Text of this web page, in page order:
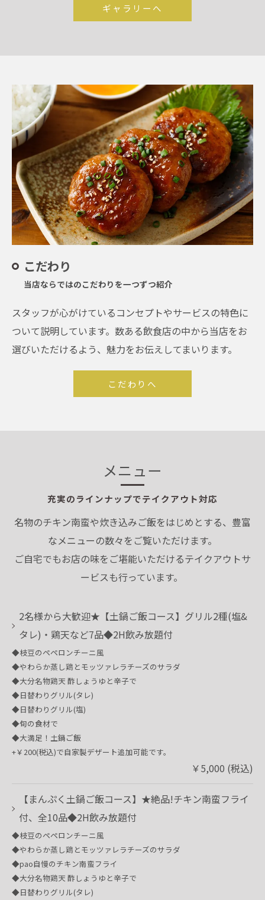
い★こだわりの
タルタルの相性
抜群です♪テイ
おいてこだわり
わった土鍋飯も
お楽しみいただ
けます。各種宴会
に是非ご利用く
ださい。
ギャラリーへ
こだわり
当店ならではのこだわりを一つずつ紹介
スタッフが心がけているコンセプトやサービスの特色に
ついて説明しています。数ある飲食店の中から当店をお
選びいただけるよう、魅力をお伝えしてまいります。
こだわりへ
メニュー
充実のラインナップでテイクアウト対応
名物のチキン南蛮や炊き込みご飯をはじめとする、豊富
なメニューの数々をご覧いただけます。
ご自宅でもお店の味をご堪能いただけるテイクアウトサ
ービスも行っています。
2名様から大歓迎★【土鍋ご飯コース】グリル2種(塩&
タレ)・鶏天など7品◆2H飲み放題付
◆枝豆のペペロンチーニ風
◆やわらか蒸し鶏とモッツァレラチーズのサラダ
◆大分名物鶏天 酢しょうゆと辛子で
◆日替わりグリル(タレ)
◆日替わりグリル(塩)
◆旬の食材で
◆大満足！土鍋ご飯
+￥200(税込)で自家製デザート追加可能です。
￥5,000 (税込)
【まんぷく土鍋ご飯コース】★絶品!チキン南蛮フライ
付、全10品◆2H飲み放題付
◆枝豆のペペロンチーニ風
◆やわらか蒸し鶏とモッツァレラチーズのサラダ
◆pao自慢のチキン南蛮フライ
◆大分名物鶏天 酢しょうゆと辛子で
◆日替わりグリル(タレ)